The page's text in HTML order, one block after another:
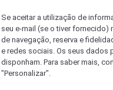
Se aceitar a utilização de
seu e-mail (se o tiver
de navegação, reserva e
e redes sociais. Os seus dados
disponham. Para saber mais,
"Personalizar".